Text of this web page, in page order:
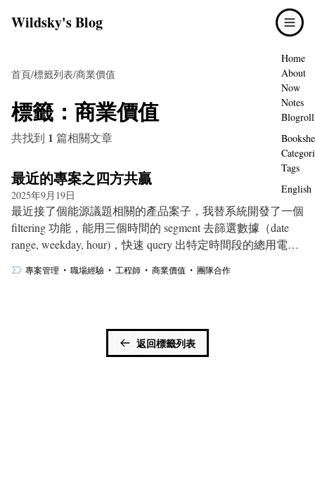
Wildsky's Blog
Home
About
Now
Notes
Blogroll
Tags
English
首頁/標籤列表/商業價值
標籤： 商業價值
共找到 1 篇相關文章
最近的專案之四方共贏
2025年9月19日
最近接了個能源議題相關的產品案子，我替系統開發了一個
filtering 功能，能用三個時間的 segment 去篩選數據（date
range, weekday, hour)，快速 query 出特定時間段的總用電量
專案管理 ・ 職場經驗 ・ 工程師 ・ 商業價值 ・ 團隊合作
返回標籤列表